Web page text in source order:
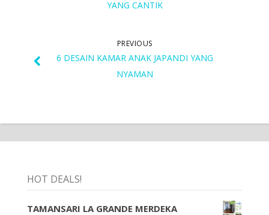
YANG CANTIK
PREVIOUS
6 DESAIN KAMAR ANAK JAPANDI YANG
NYAMAN
HOT DEALS!
TAMANSARI LA GRANDE MERDEKA